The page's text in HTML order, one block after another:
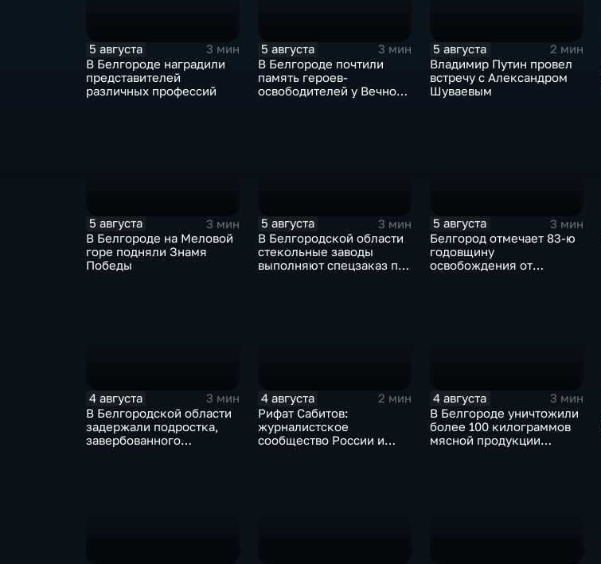
5 августа
3 мин
В Белгороде наградили
представителей
различных профессий
5 августа
3 мин
В Белгороде почтили
память героев-
освободителей у Вечного
5 августа
2 мин
Владимир Путин провел
встречу с Александром
Шуваевым
5 августа
3 мин
В Белгороде на Меловой
горе подняли Знамя
Победы
5 августа
3 мин
В Белгородской области
стекольные заводы
выполняют спецзаказ по
5 августа
3 мин
Белгород отмечает 83-ю
годовщину
освобождения от
4 августа
3 мин
В Белгородской области
задержали подростка,
завербованного
4 августа
2 мин
Рифат Сабитов:
журналистское
сообщество России и
4 августа
3 мин
В Белгороде уничтожили
более 100 килограммов
мясной продукции